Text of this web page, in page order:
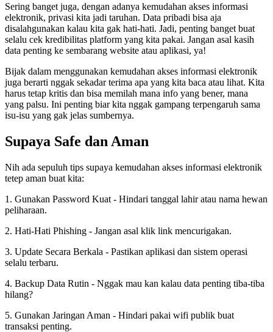
Sering banget juga, dengan adanya kemudahan akses informasi
elektronik, privasi kita jadi taruhan. Data pribadi bisa aja
disalahgunakan kalau kita gak hati-hati. Jadi, penting banget buat
selalu cek kredibilitas platform yang kita pakai. Jangan asal kasih
data penting ke sembarang website atau aplikasi, ya!
Bijak dalam menggunakan kemudahan akses informasi elektronik
juga berarti nggak sekadar terima apa yang kita baca atau lihat. Kita
harus tetap kritis dan bisa memilah mana info yang bener, mana
yang palsu. Ini penting biar kita nggak gampang terpengaruh sama
isu-isu yang gak jelas sumbernya.
Supaya Safe dan Aman
Nih ada sepuluh tips supaya kemudahan akses informasi elektronik
tetep aman buat kita:
1. Gunakan Password Kuat - Hindari tanggal lahir atau nama hewan
peliharaan.
2. Hati-Hati Phishing - Jangan asal klik link mencurigakan.
3. Update Secara Berkala - Pastikan aplikasi dan sistem operasi
selalu terbaru.
4. Backup Data Rutin - Nggak mau kan kalau data penting tiba-tiba
hilang?
5. Gunakan Jaringan Aman - Hindari pakai wifi publik buat
transaksi penting.